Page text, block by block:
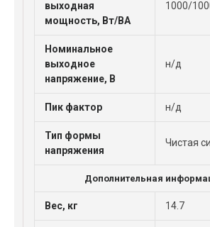
выходная
мощность, Вт/ВА
1000/
Номинальное
выходное
напряжение, В
н/д
Пик фактор н/д
Тип формы
напряжения
Чистая
Дополнительная
Вес, кг 14.7